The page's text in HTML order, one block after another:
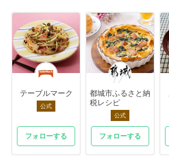
テーブルマーク
公式
フォローする
都城市ふるさと納
税レシピ
公式
フォローする